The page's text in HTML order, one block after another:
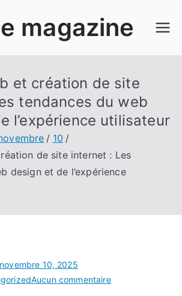
magazine
et création de site
tendances du web
l’expérience utilisateur
10
de site internet : Les
design et de l’expérience
novembre 10, 2025
Aucun commentairesur